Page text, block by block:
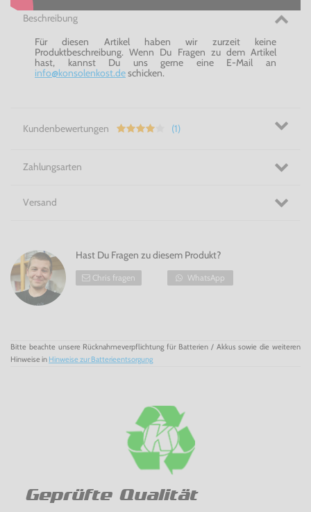
Beschreibung
Für diesen Artikel haben wir zurzeit keine
Produktbeschreibung. Wenn Du Fragen zu dem Artikel
hast, kannst Du uns gerne eine E-Mail an
info@konsolenkost.deschicken.
Kundenbewertungen (1)
Zahlungsarten
Versand
Hast Du Fragen zu diesem Produkt?
Chris fragen WhatsApp
Bitte beachte unsere Rücknahmeverpflichtung für Batterien / Akkus sowie die weiteren
Hinweise in Hinweise zur Batterieentsorgung
Geprüfte Qualität